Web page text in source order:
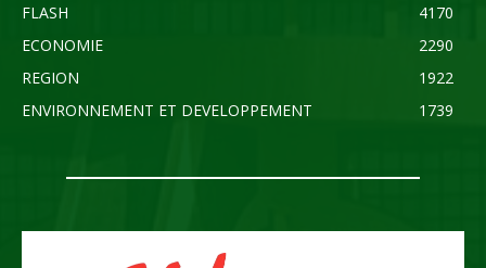
FLASH
4170
ECONOMIE
2290
REGION
1922
ENVIRONNEMENT ET DEVELOPPEMENT
1739